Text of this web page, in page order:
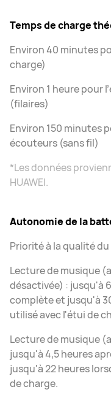
Temps de charge
Environ 40 minutes
charge)
Environ 1 heure pour
(filaires)
Environ 150 minutes
écouteurs (sans fil)
*Les données
HUAWEI.
Autonomie de la
Priorité à la qualité
Lecture de musique
désactivée) : jusqu'à
complète et jusqu'à
utilisé avec l'étui de
Lecture de musique
jusqu'à 4,5 heures
jusqu'à 22 heures
de charge.